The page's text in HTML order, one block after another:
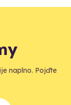
naplno. Pojďte